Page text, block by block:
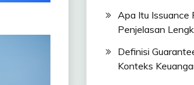
Apa Itu Issuance
Penjelasan
Definisi
Konteks